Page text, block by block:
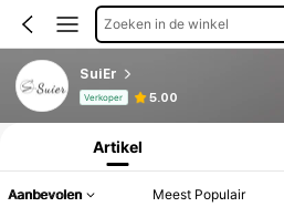
Zoeken in de winkel
SuiEr
Verkoper 5.00
Productinformatie: Prijsopenbaring,
Artikel
Aanbevolen Meest Populair